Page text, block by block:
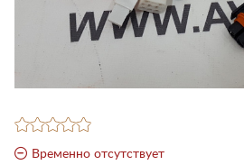
Временно отсутствует